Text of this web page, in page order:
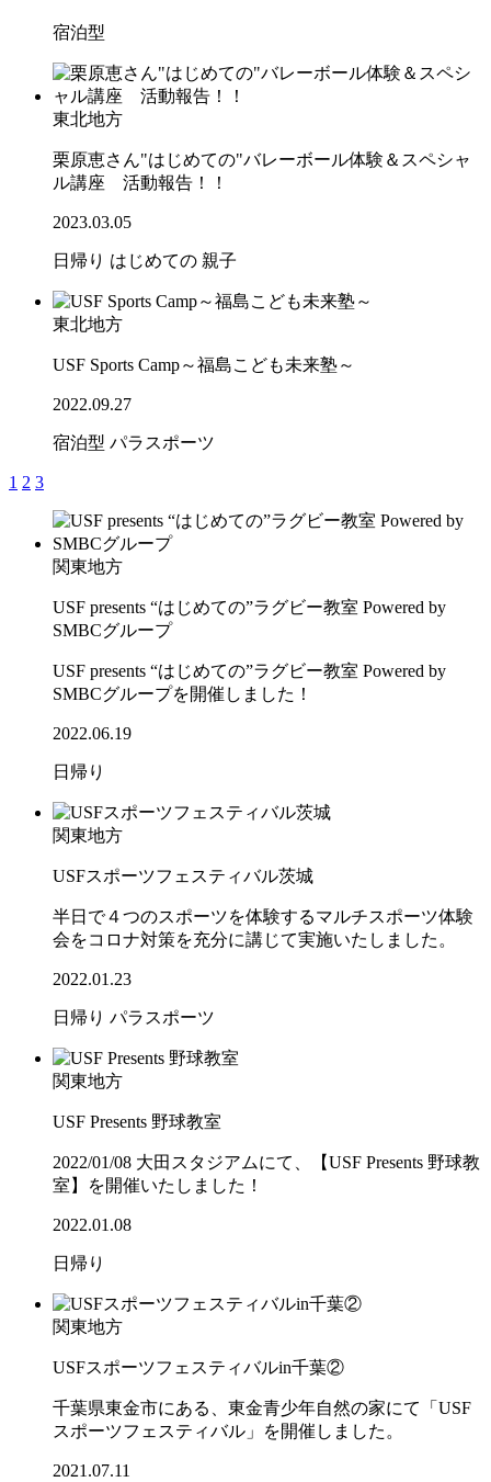
宿泊型
東北地方
栗原恵さん"はじめての"バレーボール体験＆スペシャ
ル講座 活動報告！！
2023.03.05
日帰り はじめての 親子
東北地方
USF Sports Camp～福島こども未来塾～
2022.09.27
宿泊型 パラスポーツ
1 2 3
関東地方
USF presents “はじめての”ラグビー教室 Powered by
SMBCグループ
USF presents “はじめての”ラグビー教室 Powered by
SMBCグループを開催しました！
2022.06.19
日帰り
関東地方
USFスポーツフェスティバル茨城
半日で４つのスポーツを体験するマルチスポーツ体験
会をコロナ対策を充分に講じて実施いたしました。
2022.01.23
日帰り パラスポーツ
関東地方
USF Presents 野球教室
2022/01/08 大田スタジアムにて、【USF Presents 野球教
室】を開催いたしました！
2022.01.08
日帰り
関東地方
USFスポーツフェスティバルin千葉②
千葉県東金市にある、東金青少年自然の家にて「USF
スポーツフェスティバル」を開催しました。
2021.07.11